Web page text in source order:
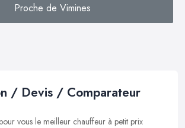
Proche de Vimines
/ Devis / Comparateur
vous le meilleur chauffeur à petit prix